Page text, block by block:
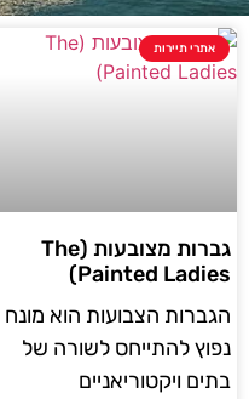
אתרי תיירות
גברות מצובעות (The
Painted Ladies)
הגברות הצבועות הוא מונח
נפוץ להתייחס לשורה של
בתים ויקטוריאניים